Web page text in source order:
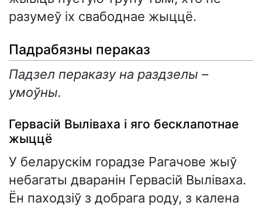
разумеў іх свабоднае жыццё.
Падрабязны пераказ
Падзел пераказу на раздзелы –
умоўны.
Гервасій Выліваха і яго бесклапотнае
жыццё
У беларускім горадзе Рагачове жыў
небагаты дваранін Гервасій Выліваха.
Ён паходзіў з добрага роду, з калена